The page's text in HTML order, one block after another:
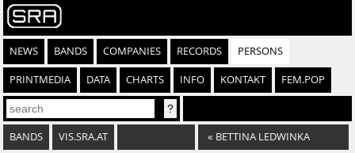
NEWS BANDS COMPANIES RECORDS PERSONS
PRINTMEDIA DATA CHARTS INFO KONTAKT FEM.POP
BANDS VIS.SRA.AT « BETTINA LEDWINKA